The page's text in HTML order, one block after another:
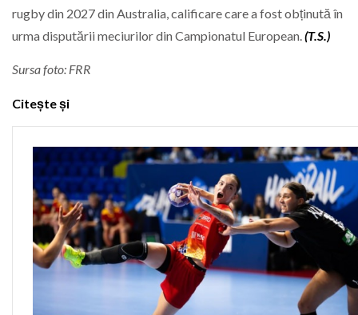
rugby din 2027 din Australia, calificare care a fost obținută în
urma disputării meciurilor din Campionatul European.(T.S.)
Sursa foto: FRR
Citește și